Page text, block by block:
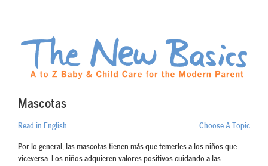
Mascotas
Read in English Choose A Topic
Por lo general, las mascotas tienen más que temerles a los niños que
viceversa. Los niños adquieren valores positivos cuidando a las